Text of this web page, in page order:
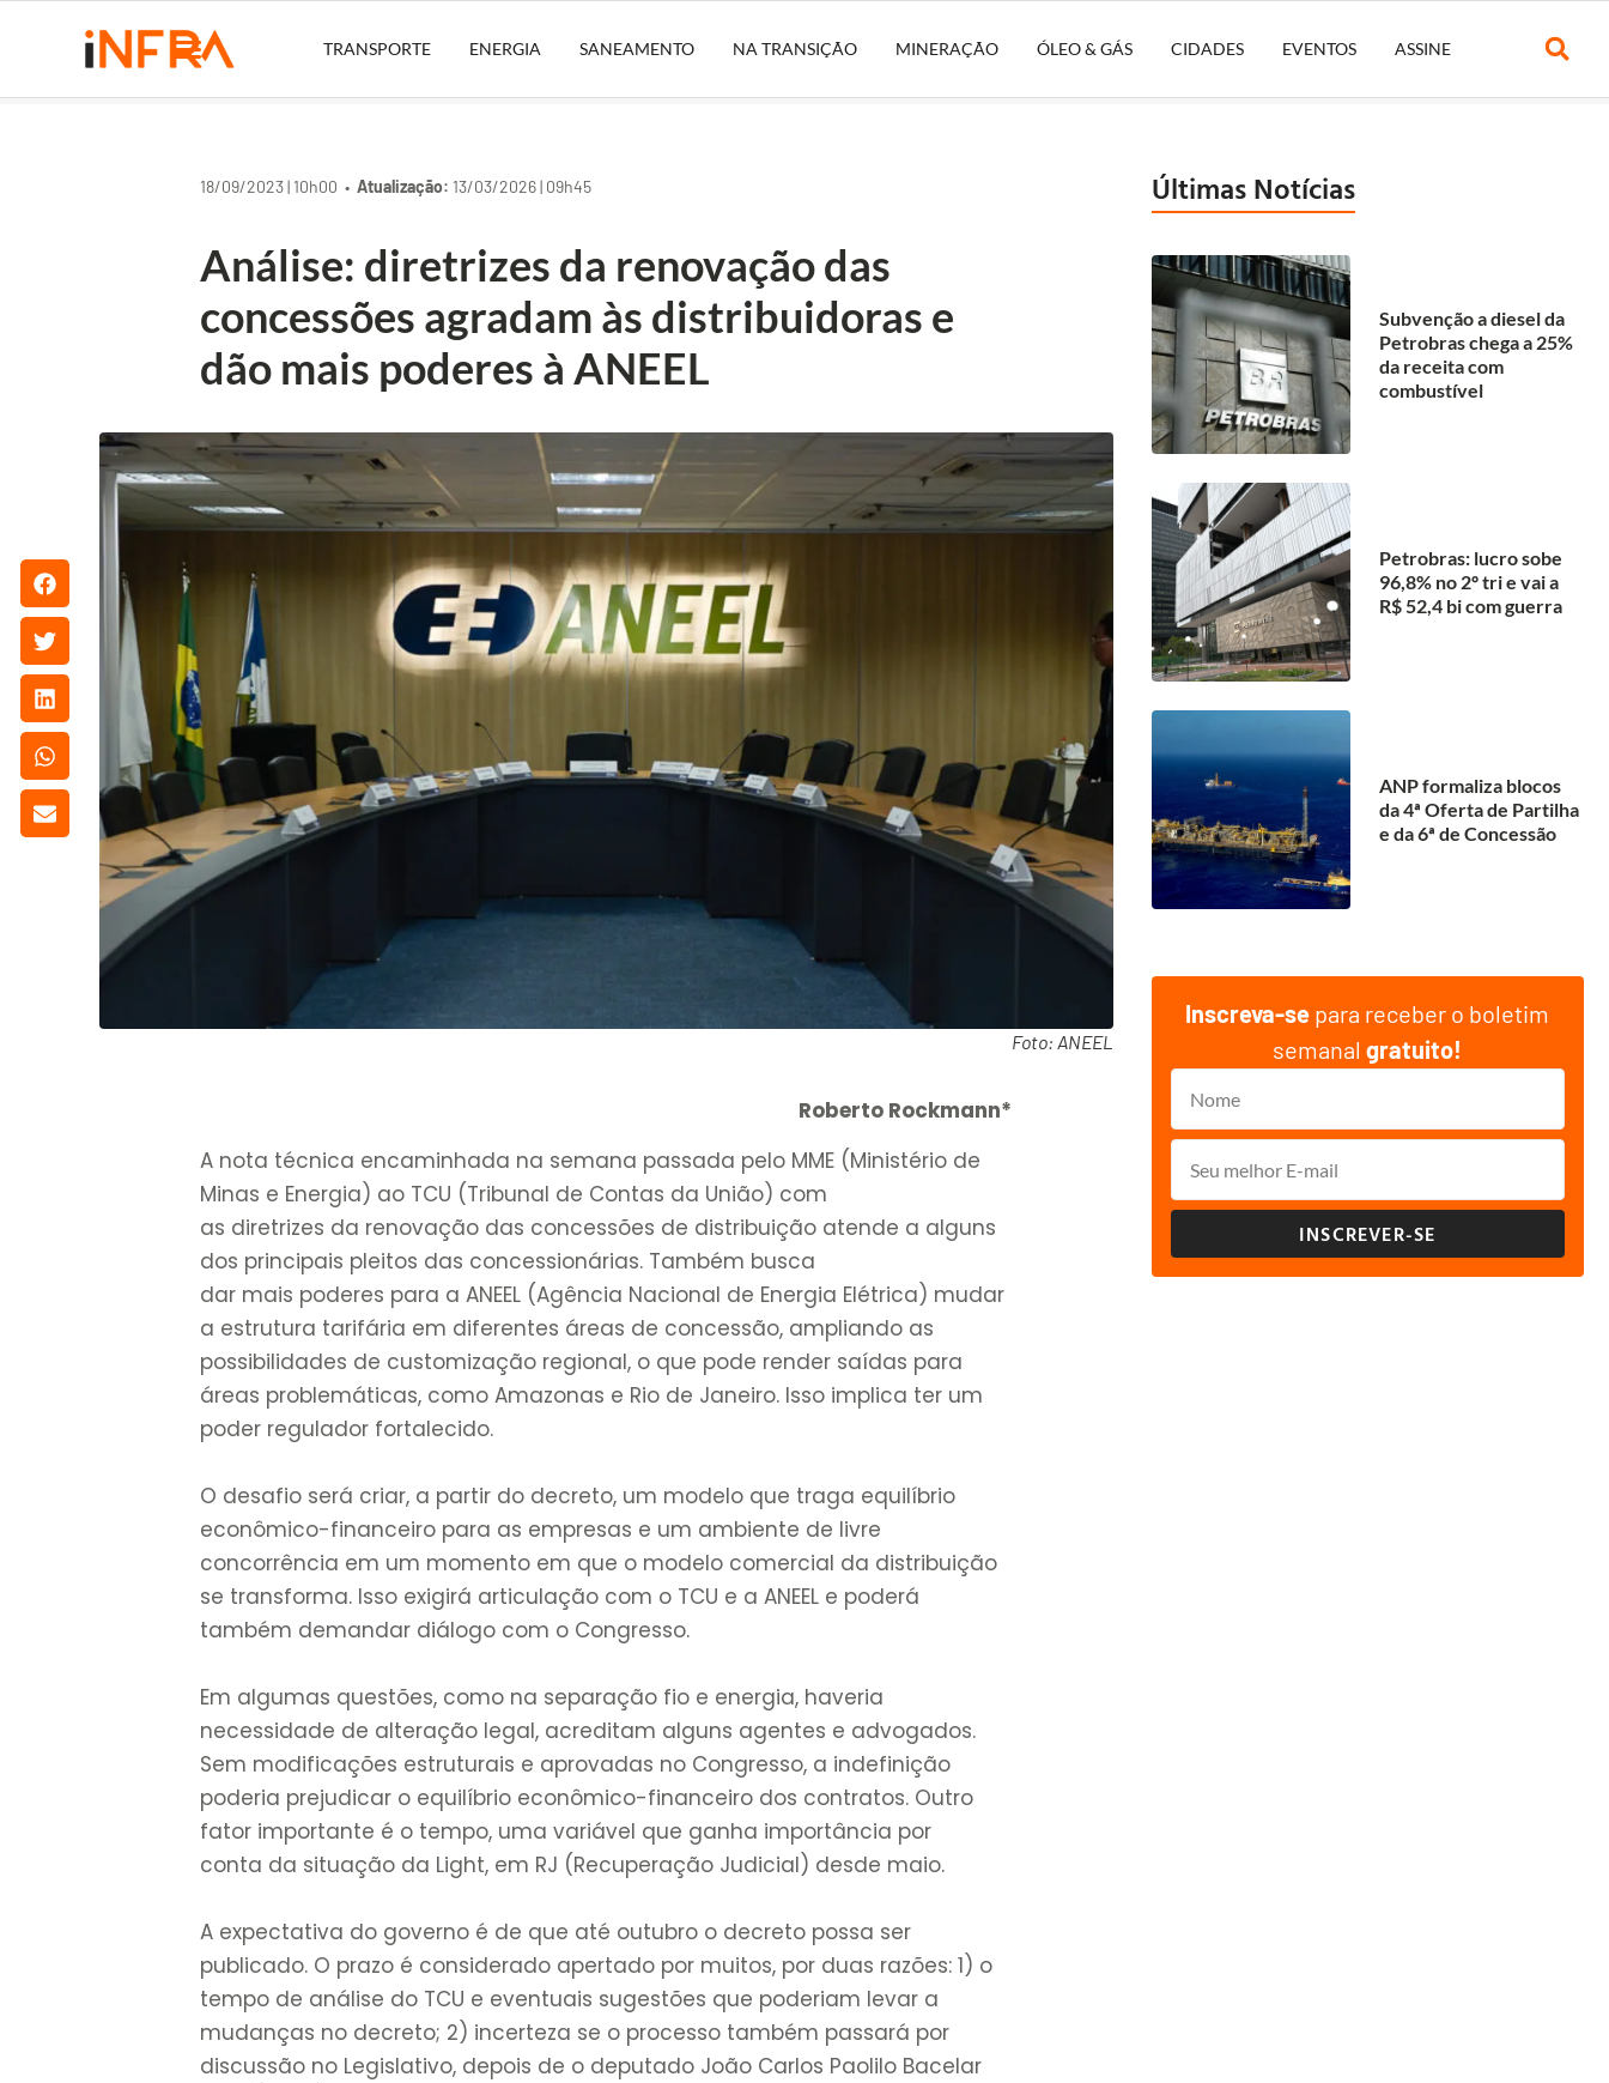
TRANSPORTE ENERGIA SANEAMENTO NA TRANSIÇÃO MINERAÇÃO ÓLEO & GÁS CIDADES EVENTOS ASSINE
18/09/2023 | 10h00 •Atualização: 13/03/2026 | 09h45
Análise: diretrizes da renovação das
concessões agradam às distribuidoras e
dão mais poderes à ANEEL
Foto: ANEEL
Roberto Rockmann*
A nota técnica encaminhada na semana passada pelo MME (Ministério de
Minas e Energia) ao TCU (Tribunal de Contas da União) com
as diretrizes da renovação das concessões de distribuição atende a alguns
dos principais pleitos das concessionárias. Também busca
dar mais poderes para a ANEEL (Agência Nacional de Energia Elétrica) mudar
a estrutura tarifária em diferentes áreas de concessão, ampliando as
possibilidades de customização regional, o que pode render saídas para
áreas problemáticas, como Amazonas e Rio de Janeiro. Isso implica ter um
poder regulador fortalecido.
O desafio será criar, a partir do decreto, um modelo que traga equilíbrio
econômico-financeiro para as empresas e um ambiente de livre
concorrência em um momento em que o modelo comercial da distribuição
se transforma. Isso exigirá articulação com o TCU e a ANEEL e poderá
também demandar diálogo com o Congresso.
Em algumas questões, como na separação fio e energia, haveria
necessidade de alteração legal, acreditam alguns agentes e advogados.
Sem modificações estruturais e aprovadas no Congresso, a indefinição
poderia prejudicar o equilíbrio econômico-financeiro dos contratos. Outro
fator importante é o tempo, uma variável que ganha importância por
conta da situação da Light, em RJ (Recuperação Judicial) desde maio.
A expectativa do governo é de que até outubro o decreto possa ser
publicado. O prazo é considerado apertado por muitos, por duas razões: 1) o
tempo de análise do TCU e eventuais sugestões que poderiam levar a
mudanças no decreto; 2) incerteza se o processo também passará por
discussão no Legislativo, depois de o deputado João Carlos Paolilo Bacelar
Últimas Notícias
Subvenção a diesel da
Petrobras chega a 25%
da receita com
combustível
Petrobras: lucro sobe
96,8% no 2º tri e vai a
R$ 52,4 bi com guerra
ANP formaliza blocos
da 4ª Oferta de Partilha
e da 6ª de Concessão
Inscreva-se para receber o boletim
semanalgratuito!
INSCREVER-SE